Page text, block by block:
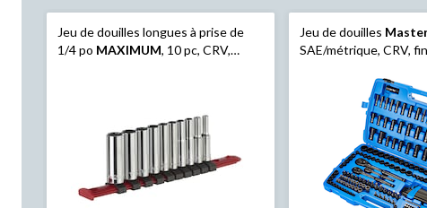
Jeu de douilles longues à prise de
1/4 po MAXIMUM, 10 pc, CRV,
Jeu de douilles
SAE/métrique, CRV,